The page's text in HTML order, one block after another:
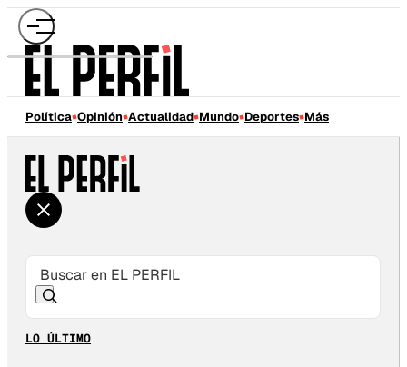
Política Opinión Actualidad Mundo Deportes Más
LO ÚLTIMO